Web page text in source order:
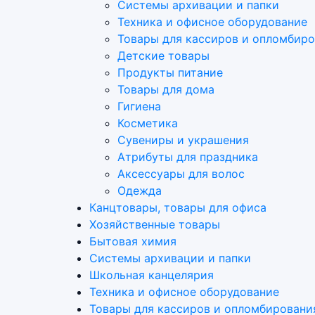
Системы архивации и папки
Техника и офисное оборудование
Товары для кассиров и
Детские товары
Продукты питание
Товары для дома
Гигиена
Косметика
Сувениры и украшения
Атрибуты для праздника
Аксеcсуары для волос
Одежда
Канцтовары, товары для офиса
Хозяйственные товары
Бытовая химия
Системы архивации и папки
Школьная канцелярия
Техника и офисное оборудование
Товары для кассиров и